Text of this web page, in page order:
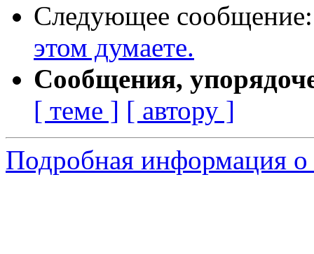
Следующее
этом думаете.
Сообщения,
[ теме ] [ автору ]
Подробная информация о